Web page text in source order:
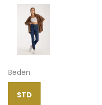
Beden
STD